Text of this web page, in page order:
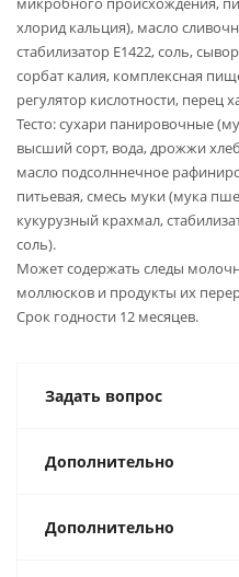
хлорид кальция), масло
стабилизатор Е1422, соль,
сорбат калия, комплексная
регулятор кислотности, перец
Тесто: сухари панировочные
высший сорт, вода, дрожжи
масло подсолннечное
питьевая, смесь муки (мука
кукурузный крахмал,
соль).
Может содержать следы
моллюсков и продукты их
Срок годности 12 месяцев.
Задать вопрос
Дополнительно
Дополнительно